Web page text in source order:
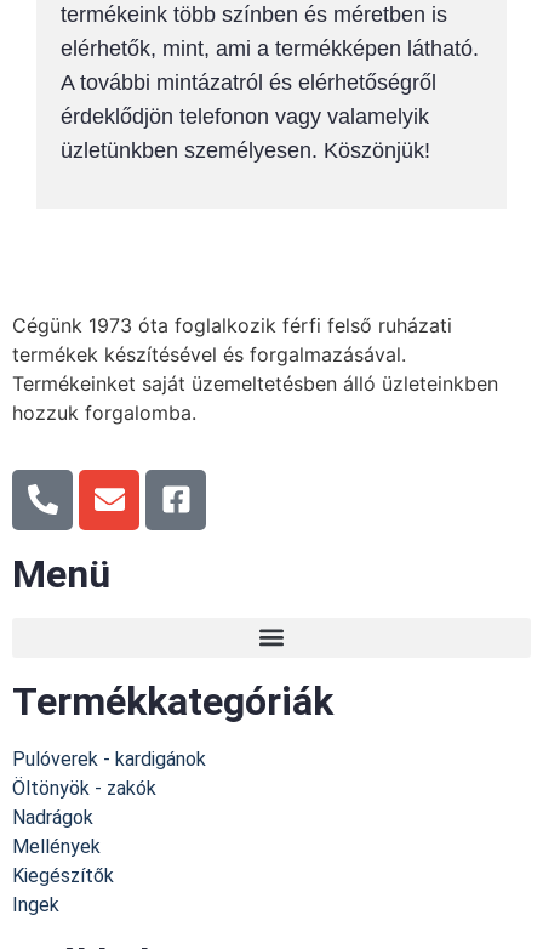
termékeink több színben és méretben is
elérhetők, mint, ami a termékképen látható.
A további mintázatról és elérhetőségről
érdeklődjön telefonon vagy valamelyik
üzletünkben személyesen. Köszönjük!
Cégünk 1973 óta foglalkozik férfi felső ruházati
termékek készítésével és forgalmazásával.
Termékeinket saját üzemeltetésben álló üzleteinkben
hozzuk forgalomba.
Menü
Termékkategóriák
Pulóverek - kardigánok
Öltönyök - zakók
Nadrágok
Mellények
Kiegészítők
Ingek